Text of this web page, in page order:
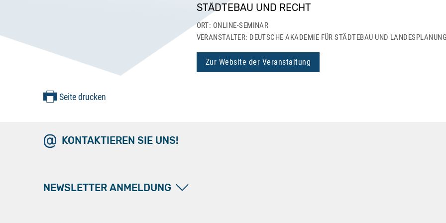
STÄDTEBAU UND RECHT
ORT: ONLINE-SEMINAR
VERANSTALTER: DEUTSCHE AKADEMIE FÜR STÄDTEBAU UND
Zur Website der Veranstaltung
Seite drucken
KONTAKTIEREN SIE UNS!
NEWSLETTER ANMELDUNG